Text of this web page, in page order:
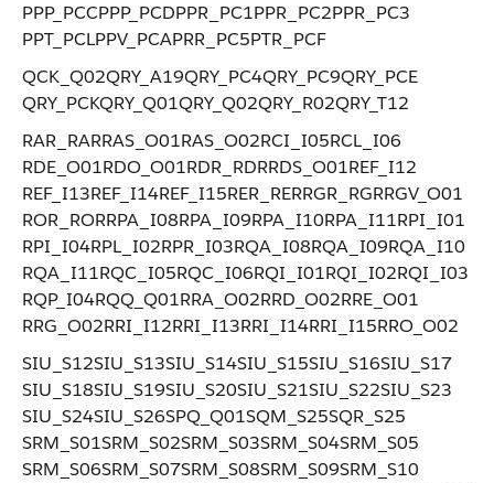
PPP_PCC​ ​PPP_PCD​ ​PPR_PC1​ ​PPR_PC2​ ​PPR_PC3​ ​
PPT_PCL​ ​PPV_PCA​ ​PRR_PC5​ ​PTR_PCF
QCK_Q02​ ​QRY_A19​ ​QRY_PC4​ ​QRY_PC9​ ​QRY_PCE​ ​
QRY_PCK​ ​QRY_Q01​ ​QRY_Q02​ ​QRY_R02​ ​QRY_T12
RAR_RAR​ ​RAS_O01​ ​RAS_O02​ ​RCI_I05​ ​RCL_I06​ ​
RDE_O01​ ​RDO_O01​ ​RDR_RDR​ ​RDS_O01​ ​REF_I12​ ​
REF_I13​ ​REF_I14​ ​REF_I15​ ​RER_RER​ ​RGR_RGR​ ​RGV_O01​ ​
ROR_ROR​ ​RPA_I08​ ​RPA_I09​ ​RPA_I10​ ​RPA_I11​ ​RPI_I01​ ​
RPI_I04​ ​RPL_I02​ ​RPR_I03​ ​RQA_I08​ ​RQA_I09​ ​RQA_I10​ ​
RQA_I11​ ​RQC_I05​ ​RQC_I06​ ​RQI_I01​ ​RQI_I02​ ​RQI_I03​ ​
RQP_I04​ ​RQQ_Q01​ ​RRA_O02​ ​RRD_O02​ ​RRE_O01​ ​
RRG_O02​ ​RRI_I12​ ​RRI_I13​ ​RRI_I14​ ​RRI_I15​ ​RRO_O02
SIU_S12​ ​SIU_S13​ ​SIU_S14​ ​SIU_S15​ ​SIU_S16​ ​SIU_S17​ ​
SIU_S18​ ​SIU_S19​ ​SIU_S20​ ​SIU_S21​ ​SIU_S22​ ​SIU_S23​ ​
SIU_S24​ ​SIU_S26​ ​SPQ_Q01​ ​SQM_S25​ ​SQR_S25​ ​
SRM_S01​ ​SRM_S02​ ​SRM_S03​ ​SRM_S04​ ​SRM_S05​ ​
SRM_S06​ ​SRM_S07​ ​SRM_S08​ ​SRM_S09​ ​SRM_S10​ ​